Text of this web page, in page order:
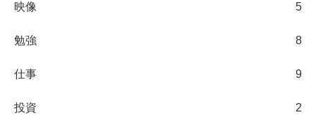
映像 5
勉強 8
仕事 9
投資 2